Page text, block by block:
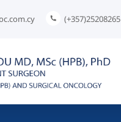
(+357)25208265